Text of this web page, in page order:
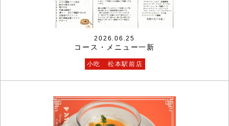
2026.06.25
コース・メニュー一新
小吃 松本駅前店